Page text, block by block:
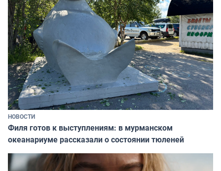
НОВОСТИ
Филя готов к выступлениям: в мурманском
океанариуме рассказали о состоянии тюленей